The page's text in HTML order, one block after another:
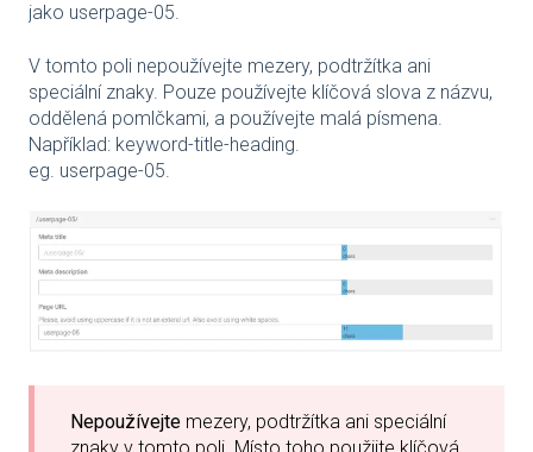
jako userpage-05.
V tomto poli nepoužívejte mezery, podtržítka ani
speciální znaky. Pouze používejte klíčová slova z názvu,
oddělená pomlčkami, a používejte malá písmena.
Například: keyword-title-heading.
eg. userpage-05.
Nepoužívejte mezery, podtržítka ani speciální